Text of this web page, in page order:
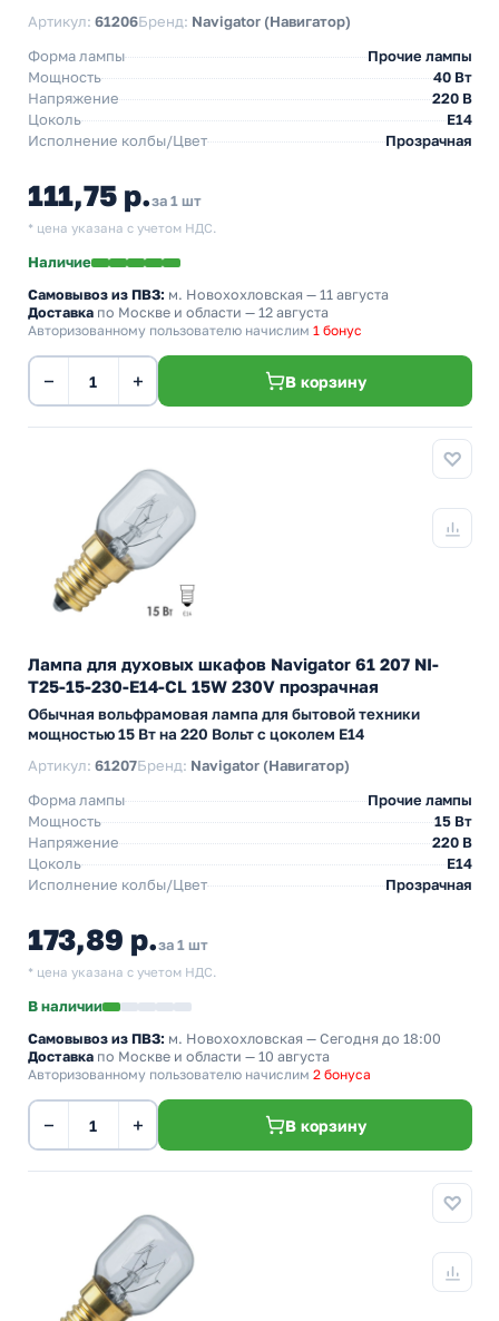
Артикул: 61206Бренд: Navigator (Навигатор)
Форма лампы
Прочие лампы
Мощность
40 Вт
Напряжение
220 В
Цоколь
E14
Исполнение колбы/Цвет
Прозрачная
111,75 р.за 1 шт
* цена указана с учетом НДС.
Наличие
Самовывоз из ПВЗ: м. Новохохловская — 11 августа
Доставка по Москве и области — 12 августа
Авторизованному пользователю начислим 1 бонус
− + В корзину
Лампа для духовых шкафов Navigator 61 207 NI-
T25-15-230-E14-CL 15W 230V прозрачная
Обычная вольфрамовая лампа для бытовой техники
мощностью 15 Вт на 220 Вольт с цоколем E14
Артикул: 61207Бренд: Navigator (Навигатор)
Форма лампы
Прочие лампы
Мощность
15 Вт
Напряжение
220 В
Цоколь
E14
Исполнение колбы/Цвет
Прозрачная
173,89 р.за 1 шт
* цена указана с учетом НДС.
В наличии
Самовывоз из ПВЗ: м. Новохохловская — Сегодня до 18:00
Доставка по Москве и области — 10 августа
Авторизованному пользователю начислим 2 бонуса
− + В корзину